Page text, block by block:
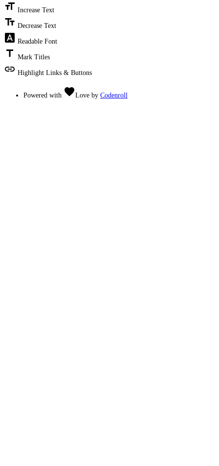
format_size Increase Text
text_fields Decrease Text
font_download Readable Font
title Mark Titles
link Highlight Links & Buttons
Powered with favoriteLove by Codenroll